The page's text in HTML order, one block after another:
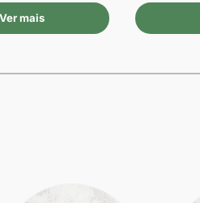
Ver mais